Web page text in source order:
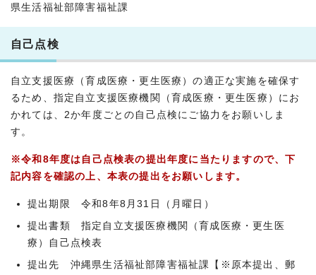
県生活福祉部障害福祉課
自己点検
自立支援医療（育成医療・更生医療）の適正な実施を確保す
るため、指定自立支援医療機関（育成医療・更生医療）にお
かれては、2か年度ごとの自己点検にご協力をお願いしま
す。
※令和8年度は自己点検表の提出年度に当たりますので、下
記内容を確認の上、本表の提出をお願いします。
提出期限 令和8年8月31日（月曜日）
提出書類 指定自立支援医療機関（育成医療・更生医
療）自己点検表
提出先 沖縄県生活福祉部障害福祉課【※原本提出、郵